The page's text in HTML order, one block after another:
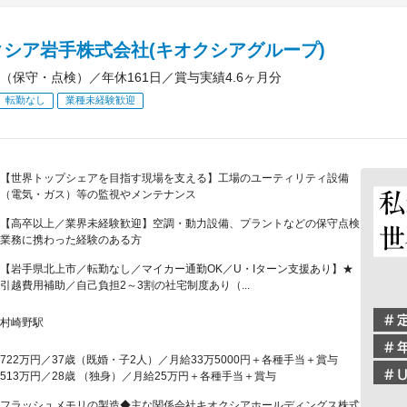
ア岩手株式会社(キオクシアグループ)
保守・点検）／年休161日／賞与実績4.6ヶ月分
転勤なし 業種未経験歓迎
【世界トップシェアを目指す現場を支える】工場のユーティリティ設備
（電気・ガス）等の監視やメンテナンス
【高卒以上／業界未経験歓迎】空調・動力設備、プラントなどの保守点検
業務に携わった経験のある方
【岩手県北上市／転勤なし／マイカー通勤OK／U・Iターン支援あり】★
引越費用補助／自己負担2～3割の社宅制度あり（...
村崎野駅
722万円／37歳（既婚・子2人）／月給33万5000円＋各種手当＋賞与
513万円／28歳 （独身）／月給25万円＋各種手当＋賞与